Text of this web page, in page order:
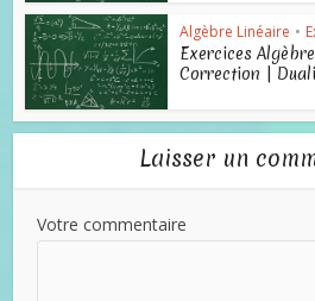
Algèbre Linéaire •
Exercices
Correction |
Laisser un
Votre commentaire